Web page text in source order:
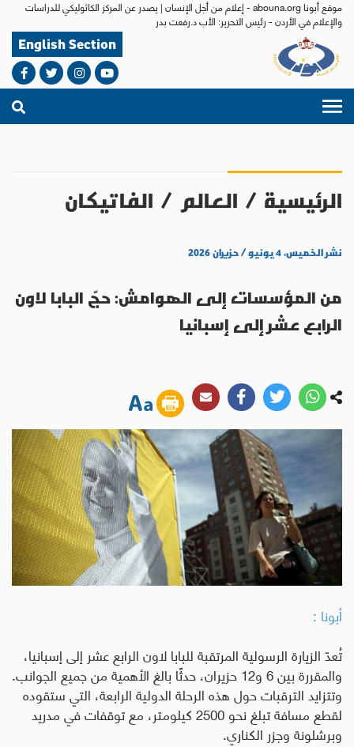
موقع أبونا abouna.org - إعلام من أجل الإنسان | يصدر عن المركز الكاثوليكي للدراسات
والإعلام في الأردن - رئيس التحرير: الأب د.رفعت بدر
English Section
الرئيسية / العالم / الفاتيكان
نشر الخميس، ٤ يونيو / حزيران ٢٠٢٦
من المؤسسات إلى الهوامش: حجّ البابا لاون
الرابع عشر إلى إسبانيا
أبونا :
تُعدّ الزيارة الرسولية المرتقبة للبابا لاون الرابع عشر إلى إسبانيا،
والمقررة بين 6 و12 حزيران، حدثًا بالغ الأهمية من جميع الجوانب.
وتتزايد الترقبات حول هذه الرحلة الدولية الرابعة، التي ستقوده
لقطع مسافة تبلغ نحو 2500 كيلومتر، مع توقفات في مدريد
وبرشلونة وجزر الكناري.